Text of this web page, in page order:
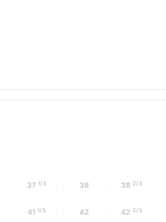
371/3 38 38 2/3
411/3 42 42 2/3